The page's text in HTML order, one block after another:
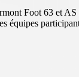
Foot 63 et
équipes